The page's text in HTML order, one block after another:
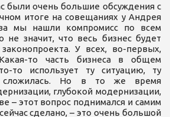
были очень большие обсуждения с
итоге на совещаниях у Андрея
мы нашли компромисс по всем
не значит, что весь бизнес будет
У всех, во-первых,
то часть бизнеса в общем
то использует ту ситуацию, ту
сложилась. Но в то же время
глубокой модернизации,
– этот вопрос поднимался и самим
сделано, – это очень большой